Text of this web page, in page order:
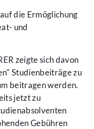
die Ermöglichung
und
zeigte sich davon
Studienbeiträge zu
beitragen werden.
jetzt zu
Gebühren